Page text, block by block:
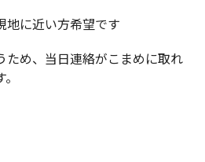
地に近い方希望です
ため、当日連絡がこまめに取れ